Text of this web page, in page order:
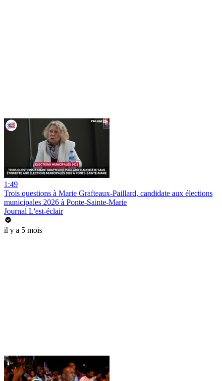
1:49
Trois questions à Marie Grafteaux-Paillard, candidate aux élections
municipales 2026 à Ponte-Sainte-Marie
Journal L'est-éclair
il y a 5 mois